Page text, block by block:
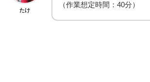
たけ
（作業想定時間：40分）